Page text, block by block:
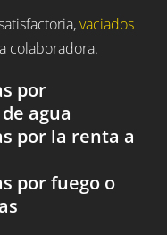
vaciados
colaboradora.
por
agua
por la renta a
por fuego o